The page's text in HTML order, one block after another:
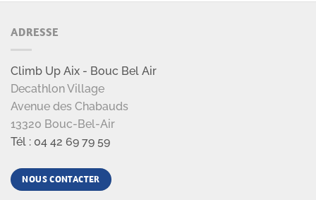
ADRESSE
Climb Up Aix - Bouc Bel Air
Decathlon Village
Avenue des Chabauds
13320 Bouc-Bel-Air
Tél : 04 42 69 79 59
NOUS CONTACTER